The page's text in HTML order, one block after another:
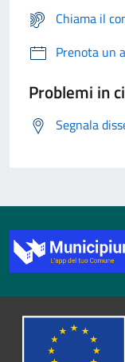
Chiama il
Prenota un
Problemi in
Segnala